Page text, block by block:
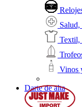
Salud,
Textil,
Vinos
Darte de alta